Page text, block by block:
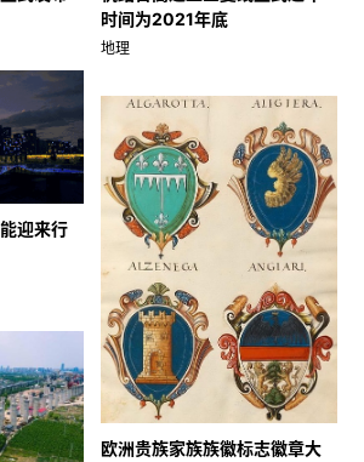
时间为2021年底
地理
迎来行
欧洲贵族家族族徽标志徽章大